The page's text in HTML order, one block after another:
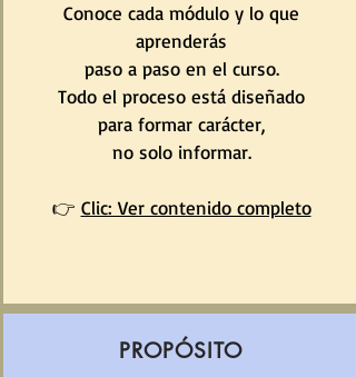
Conoce cada módulo y lo que
aprenderás
paso a paso en el curso.
Todo el proceso está diseñado
para formar carácter,
no solo informar.
👉 Clic: Ver contenido completo
PROPÓSITO